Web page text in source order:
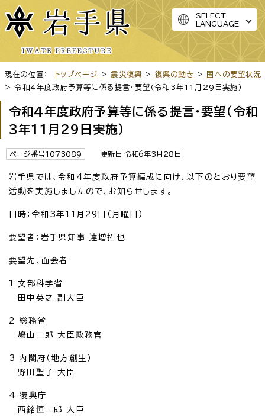
SELECT
LANGUAGE
現在の位置： トップページ > 震災復興 > 復興の動き >
国への要望状況
> 令和4年度政府予算等に係る提言・要望（令和3年11月29日実施）
令和4年度政府予算等に係る提言・要望（令和
3年11月29日実施）
ページ番号1073089 更新日 令和6年3月28日
岩手県では、令和4年度政府予算編成に向け、以下のとおり要望
活動を実施しましたので、お知らせします。
日時：令和3年11月29日（月曜日）
要望者：岩手県知事 達増拓也
要望先、面会者
1 文部科学省
田中英之 副大臣
2 総務省
鳩山二郎 大臣政務官
3 内閣府（地方創生）
野田聖子 大臣
4 復興庁
西銘恒三郎 大臣